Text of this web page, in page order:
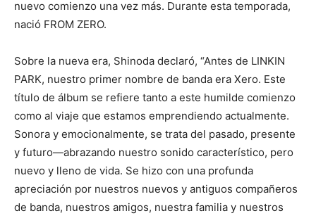
nuevo comienzo una vez más. Durante esta temporada,
nació FROM ZERO.
Sobre la nueva era, Shinoda declaró, “Antes de LINKIN
PARK, nuestro primer nombre de banda era Xero. Este
título de álbum se refiere tanto a este humilde comienzo
como al viaje que estamos emprendiendo actualmente.
Sonora y emocionalmente, se trata del pasado, presente
y futuro—abrazando nuestro sonido característico, pero
nuevo y lleno de vida. Se hizo con una profunda
apreciación por nuestros nuevos y antiguos compañeros
de banda, nuestros amigos, nuestra familia y nuestros